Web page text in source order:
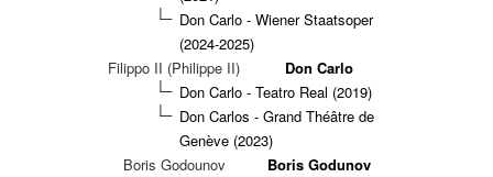
Don Carlo - Wiener Staatsoper
(2024-2025)
Filippo II (Philippe II)
Don Carlo
Don Carlo - Teatro Real (2019)
Don Carlos - Grand Théâtre de
Genève (2023)
Boris Godounov
Boris Godunov